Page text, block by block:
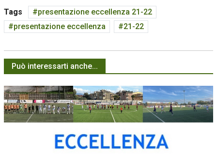
Tags
presentazione eccellenza 21-22
presentazione eccellenza
21-22
Può interessarti anche...